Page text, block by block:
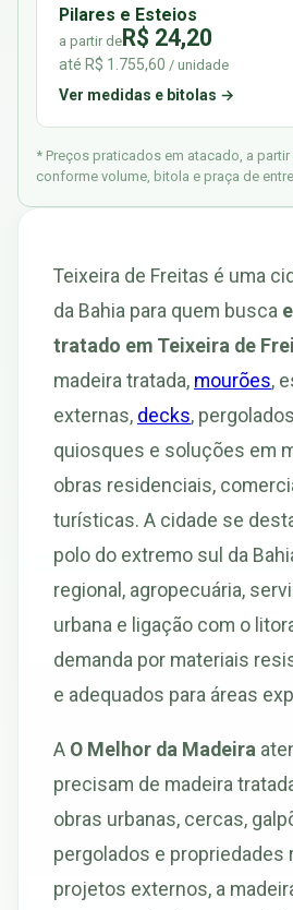
Pilares e Esteios
a partir deR$ 24,20
até R$ 1.755,60 / unidade
Ver medidas e bitolas →
* Preços praticados em atacado, a partir
conforme volume, bitola e praça de
Teixeira de Freitas é uma
da Bahia para quem busca
tratado em Teixeira de
madeira tratada, mourões,
externas, decks,
quiosques e soluções em
obras residenciais,
turísticas. A cidade se
polo do extremo sul da
regional, agropecuária,
urbana e ligação com o
demanda por materiais
e adequados para áreas
A O Melhor da Madeira
precisam de madeira
obras urbanas, cercas,
pergolados e propriedades
projetos externos, a